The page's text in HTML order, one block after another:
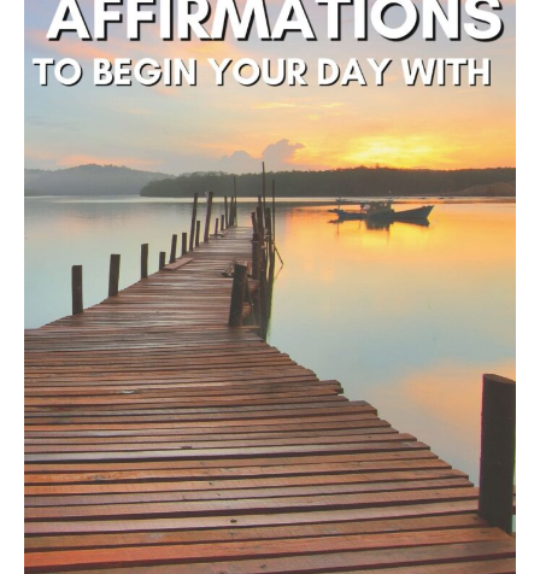
électeurs
Toits verts | Association
Permaculturelle
L’intelligence artificielle pour
prédire le succès des invasions
biologiques – The Applied
Ecologist
Utiliser l’apprentissage
automatique pour prédire le
succès d’une invasion – The
Applied Ecologist
Recent Comments
Aucun commentaire à afficher.